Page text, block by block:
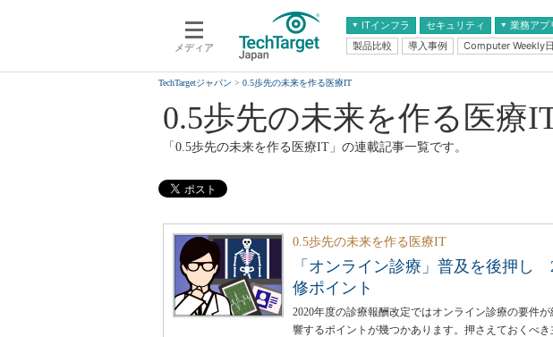
メディア
ITインフラ
クラウド
仮想化
サーバ＆ストレージ
スマートモバイル
システム運用管理
セキュリティ
業務アプ
エンタープライズAI
ERP
データ分析
CX
経営とIT
中堅・中小企業
医療
教育
製品比較 導入事例 Computer Weekly
TechTargetジャパン 0.5歩先の未来を作る医療IT
0.5歩先の未来を作る医療
「0.5歩先の未来を作る医療IT」の連載記事一覧です。
0.5歩先の未来を作る医療IT
「オンライン診療」普及を後押し
修ポイント
2020年度の診療報酬改定ではオンライン診療の要件
響するポイントが幾つかあります。押さえておくべき